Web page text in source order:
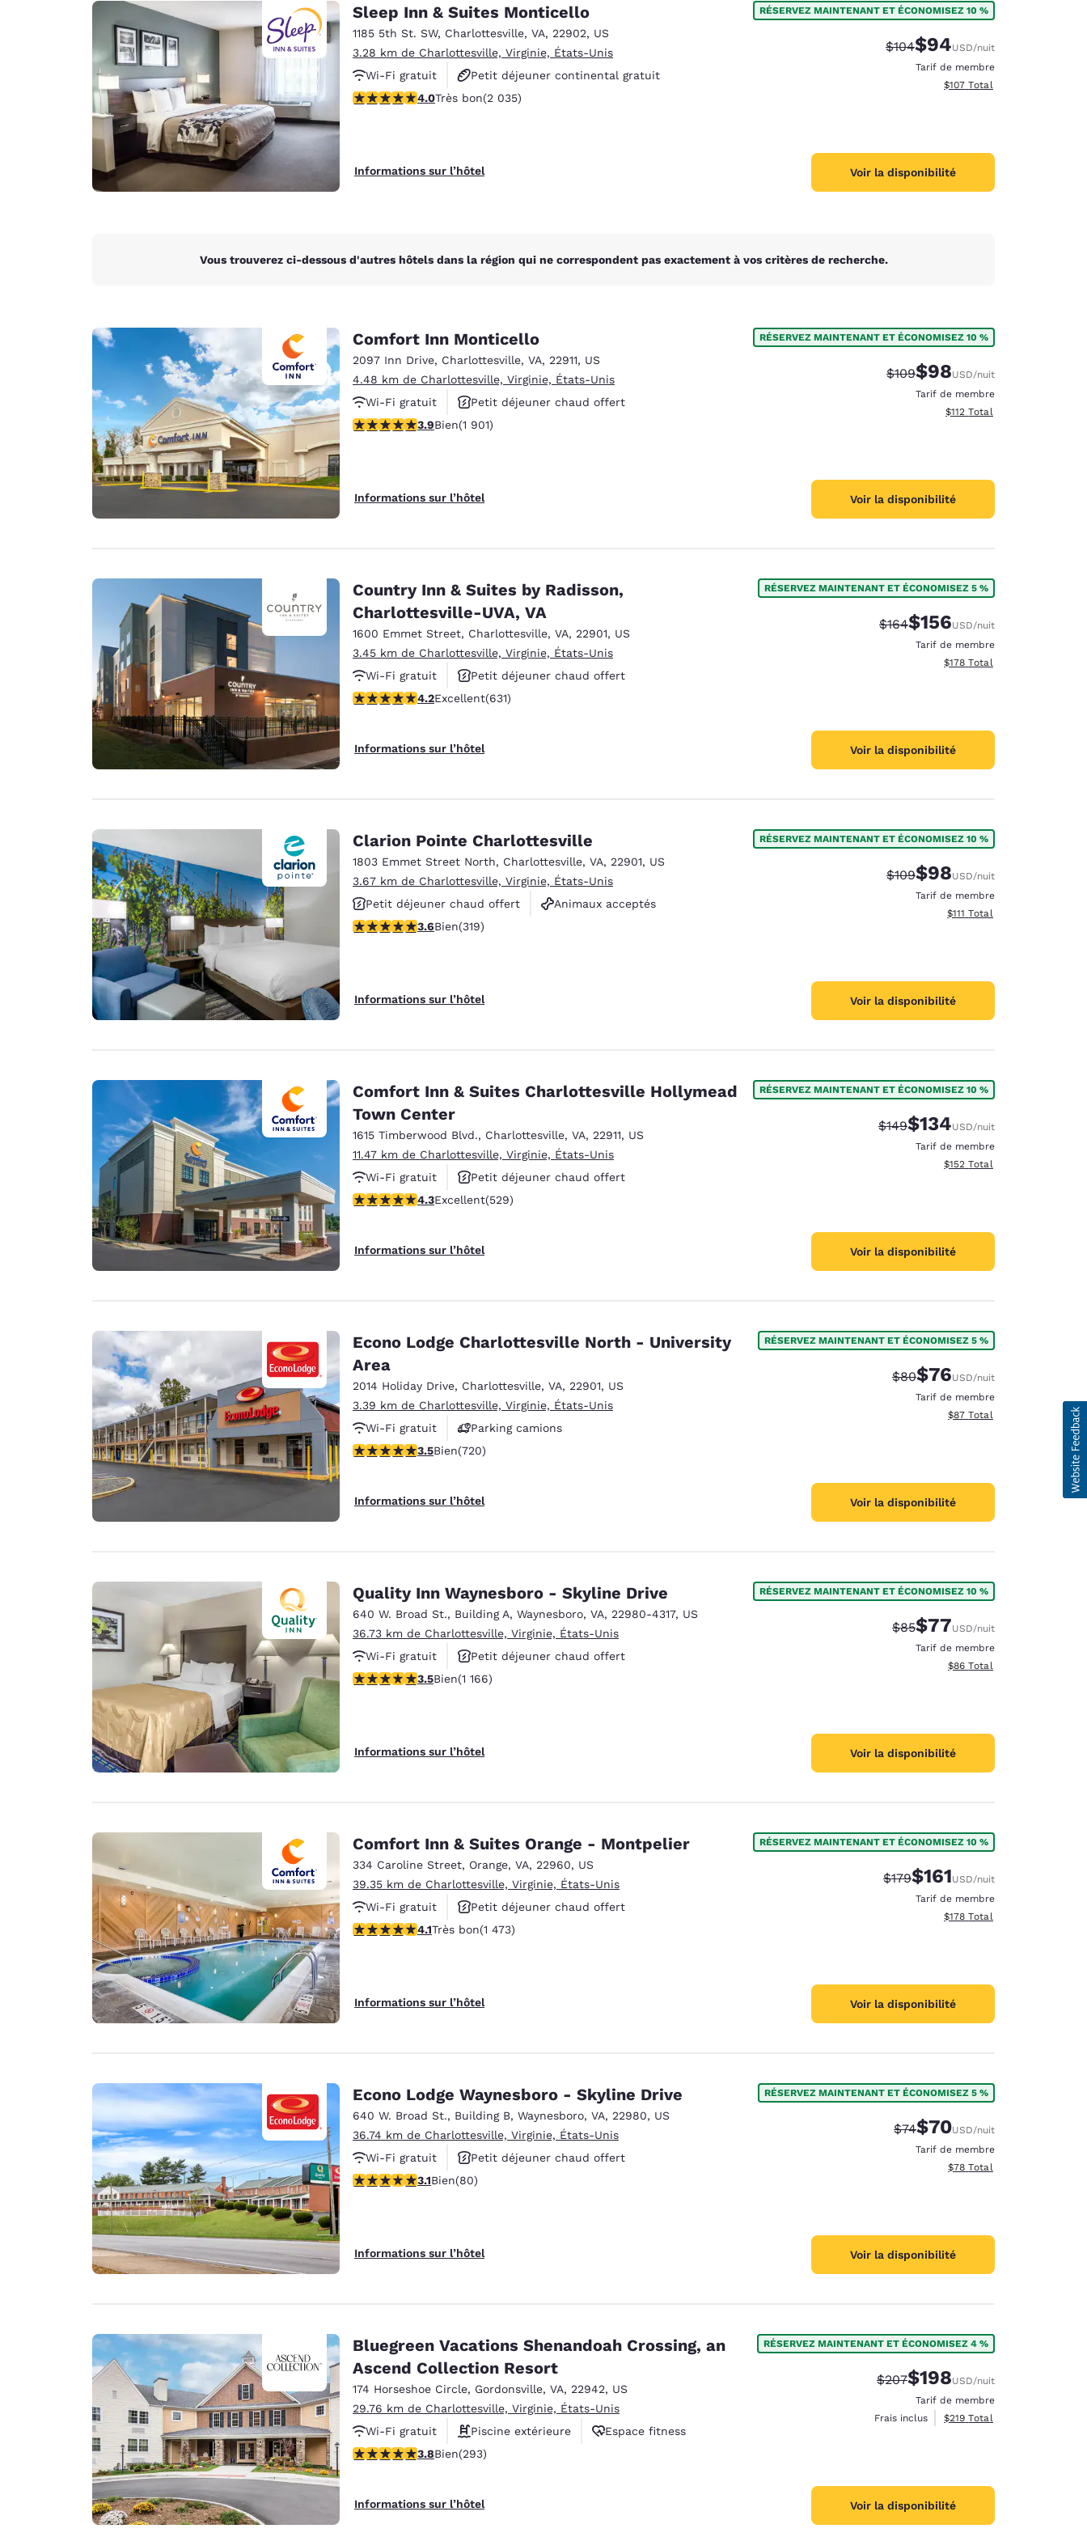
Français Español
Europe
Deutschland
Deutsch
Germany
English
Spain
Ireland
Sleep Inn & Suites Monticello
1185 5th St. SW, Charlottesville, VA, 22902, US
3.28 km de Charlottesville, Virginie, États-Unis
Wi-Fi gratuit
Petit déjeuner continental gratuit
Petit déjeuner chaud offert
4.03 étoiles. Très bon. 2035 commentaires
4.0Très bon(2 035)
Informations sur l’hôtel
RÉSERVEZ MAINTENANT ET ÉCONOMISEZ 10 %
Tarif barré :
$104Tarif réduit :
$94USD/nuit
Tarif de membre
Afficher les détails totaux
$107 Total
Voir la disponibilité
Vous trouverez ci-dessous d'autres hôtels dans la région qui ne correspondent pas exactement à vos critères de recherche.
Comfort Inn Monticello
2097 Inn Drive, Charlottesville, VA, 22911, US
4.48 km de Charlottesville, Virginie, États-Unis
Wi-Fi gratuit
Petit déjeuner chaud offert
Piscine extérieure
3.92 étoiles. Bien. 1901 commentaires
3.9Bien(1 901)
Informations sur l’hôtel
RÉSERVEZ MAINTENANT ET ÉCONOMISEZ 10 %
Tarif barré :
$109Tarif réduit :
$98USD/nuit
Tarif de membre
Afficher les détails totaux
$112 Total
Voir la disponibilité
Country Inn & Suites by Radisson,
Charlottesville-UVA, VA
1600 Emmet Street, Charlottesville, VA, 22901, US
3.45 km de Charlottesville, Virginie, États-Unis
Wi-Fi gratuit
Petit déjeuner chaud offert
Animaux acceptés
4.21 étoiles. Excellent. 631 commentaires
4.2Excellent(631)
Informations sur l’hôtel
RÉSERVEZ MAINTENANT ET ÉCONOMISEZ 5 %
Tarif barré :
$164Tarif réduit :
$156USD/nuit
Tarif de membre
Afficher les détails totaux
$178 Total
Voir la disponibilité
Clarion Pointe Charlottesville
1803 Emmet Street North, Charlottesville, VA, 22901, US
3.67 km de Charlottesville, Virginie, États-Unis
Petit déjeuner chaud offert
Animaux acceptés
Non-fumeur
3.58 étoiles. Bien. 319 commentaires
3.6Bien(319)
Informations sur l’hôtel
RÉSERVEZ MAINTENANT ET ÉCONOMISEZ 10 %
Tarif barré :
$109Tarif réduit :
$98USD/nuit
Tarif de membre
Afficher les détails totaux
$111 Total
Voir la disponibilité
Comfort Inn & Suites Charlottesville Hollymead
Town Center
1615 Timberwood Blvd., Charlottesville, VA, 22911, US
11.47 km de Charlottesville, Virginie, États-Unis
Wi-Fi gratuit
Petit déjeuner chaud offert
Animaux acceptés
4.35 étoiles. Excellent. 529 commentaires
4.3Excellent(529)
Informations sur l’hôtel
RÉSERVEZ MAINTENANT ET ÉCONOMISEZ 10 %
Tarif barré :
$149Tarif réduit :
$134USD/nuit
Tarif de membre
Afficher les détails totaux
$152 Total
Voir la disponibilité
Econo Lodge Charlottesville North - University
Area
2014 Holiday Drive, Charlottesville, VA, 22901, US
3.39 km de Charlottesville, Virginie, États-Unis
Wi-Fi gratuit
Parking camions
3.53 étoiles. Bien. 720 commentaires
3.5Bien(720)
Informations sur l’hôtel
RÉSERVEZ MAINTENANT ET ÉCONOMISEZ 5 %
Tarif barré :
$80Tarif réduit :
$76USD/nuit
Tarif de membre
Afficher les détails totaux
$87 Total
Voir la disponibilité
Quality Inn Waynesboro - Skyline Drive
640 W. Broad St., Building A, Waynesboro, VA, 22980-4317, US
36.73 km de Charlottesville, Virginie, États-Unis
Wi-Fi gratuit
Petit déjeuner chaud offert
Animaux acceptés
3.49 étoiles. Bien. 1166 commentaires
3.5Bien(1 166)
Informations sur l’hôtel
RÉSERVEZ MAINTENANT ET ÉCONOMISEZ 10 %
Tarif barré :
$85Tarif réduit :
$77USD/nuit
Tarif de membre
Afficher les détails totaux
$86 Total
Voir la disponibilité
Comfort Inn & Suites Orange - Montpelier
334 Caroline Street, Orange, VA, 22960, US
39.35 km de Charlottesville, Virginie, États-Unis
Wi-Fi gratuit
Petit déjeuner chaud offert
Animaux acceptés
4.11 étoiles. Très bon. 1473 commentaires
4.1Très bon(1 473)
Informations sur l’hôtel
RÉSERVEZ MAINTENANT ET ÉCONOMISEZ 10 %
Tarif barré :
$179Tarif réduit :
$161USD/nuit
Tarif de membre
Afficher les détails totaux
$178 Total
Voir la disponibilité
Econo Lodge Waynesboro - Skyline Drive
640 W. Broad St., Building B, Waynesboro, VA, 22980, US
36.74 km de Charlottesville, Virginie, États-Unis
Wi-Fi gratuit
Petit déjeuner chaud offert
Animaux acceptés
3.11 étoiles. Bien. 80 commentaires
3.1Bien(80)
Informations sur l’hôtel
RÉSERVEZ MAINTENANT ET ÉCONOMISEZ 5 %
Tarif barré :
$74Tarif réduit :
$70USD/nuit
Tarif de membre
Afficher les détails totaux
$78 Total
Voir la disponibilité
Bluegreen Vacations Shenandoah Crossing, an
Ascend Collection Resort
174 Horseshoe Circle, Gordonsville, VA, 22942, US
29.76 km de Charlottesville, Virginie, États-Unis
Wi-Fi gratuit
Piscine extérieure
Espace fitness
3.81 étoiles. Bien. 293 commentaires
3.8Bien(293)
Informations sur l’hôtel
RÉSERVEZ MAINTENANT ET ÉCONOMISEZ 4 %
Tarif barré :
$207Tarif réduit :
$198USD/nuit
Tarif de membre
Frais inclus
Afficher les détails totaux
$219 Total
Voir la disponibilité